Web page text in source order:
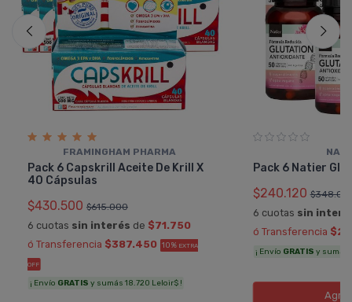
FRAMINGHAM PHARMA
Pack 6 Capskrill Aceite De Krill X
40 Cápsulas
$430.500 $615.000
6 cuotas sin interés de $71.750
ó Transferencia $387.450 10% EXTRA
OFF
¡ Envío GRATIS y sumás 18.720 Leloir$ !
Pack 6 Natier
$240.120
6 cuotas sin
ó Transferencia
¡ Envío GRATIS y sumás